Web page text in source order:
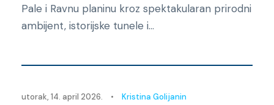
Pale i Ravnu planinu kroz spektakularan prirodni
ambijent, istorijske tunele i...
utorak, 14. april 2026. • Kristina Golijanin